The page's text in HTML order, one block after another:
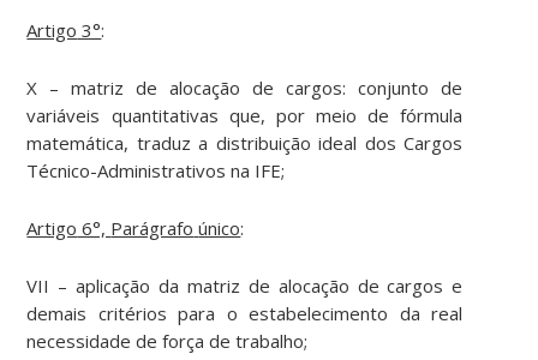
Artigo 3°:
X – matriz de alocação de cargos: conjunto de
variáveis quantitativas que, por meio de fórmula
matemática, traduz a distribuição ideal dos Cargos
Técnico-Administrativos na IFE;
Artigo 6°, Parágrafo único:
VII – aplicação da matriz de alocação de cargos e
demais critérios para o estabelecimento da real
necessidade de força de trabalho;